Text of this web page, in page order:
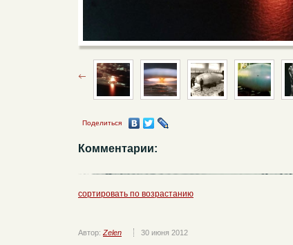
Поделиться
Комментарии:
сортировать по возрастанию
Автор: Zelen 30 июня 2012